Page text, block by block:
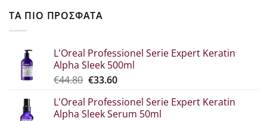
ΤΑ ΠΙΟ ΠΡΟΣΦΑΤΑ
L'Oreal Professionel Serie Expert Keratin
Alpha Sleek 500ml
€44.80 Original
was:
€44.80.
€33.60Η
τιμή
είναι:
L'Oreal Professionel Serie Expert Keratin
Alpha Sleek Serum 50ml